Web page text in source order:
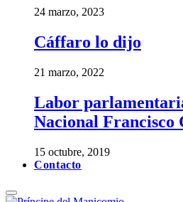
24 marzo, 2023
Cáffaro lo dijo
21 marzo, 2022
Labor
Nacional Francisco
15 octubre, 2019
Contacto